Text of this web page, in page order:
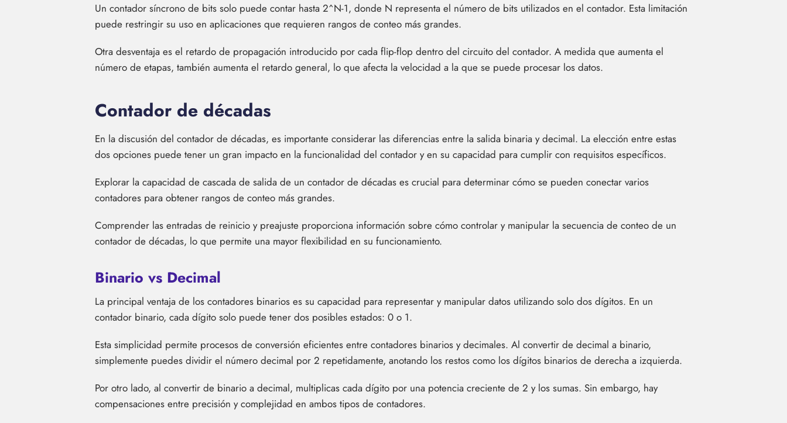
Un contador síncrono de bits solo puede contar hasta 2^N-1, donde N representa el número de bits utilizados en el contador. Esta limitación
puede restringir su uso en aplicaciones que requieren rangos de conteo más grandes.
Otra desventaja es el retardo de propagación introducido por cada flip-flop dentro del circuito del contador. A medida que aumenta el
número de etapas, también aumenta el retardo general, lo que afecta la velocidad a la que se puede procesar los datos.
Contador de décadas
En la discusión del contador de décadas, es importante considerar las diferencias entre la salida binaria y decimal. La elección entre estas
dos opciones puede tener un gran impacto en la funcionalidad del contador y en su capacidad para cumplir con requisitos específicos.
Explorar la capacidad de cascada de salida de un contador de décadas es crucial para determinar cómo se pueden conectar varios
contadores para obtener rangos de conteo más grandes.
Comprender las entradas de reinicio y preajuste proporciona información sobre cómo controlar y manipular la secuencia de conteo de un
contador de décadas, lo que permite una mayor flexibilidad en su funcionamiento.
Binario vs Decimal
La principal ventaja de los contadores binarios es su capacidad para representar y manipular datos utilizando solo dos dígitos. En un
contador binario, cada dígito solo puede tener dos posibles estados: 0 o 1.
Esta simplicidad permite procesos de conversión eficientes entre contadores binarios y decimales. Al convertir de decimal a binario,
simplemente puedes dividir el número decimal por 2 repetidamente, anotando los restos como los dígitos binarios de derecha a izquierda.
Por otro lado, al convertir de binario a decimal, multiplicas cada dígito por una potencia creciente de 2 y los sumas. Sin embargo, hay
compensaciones entre precisión y complejidad en ambos tipos de contadores.